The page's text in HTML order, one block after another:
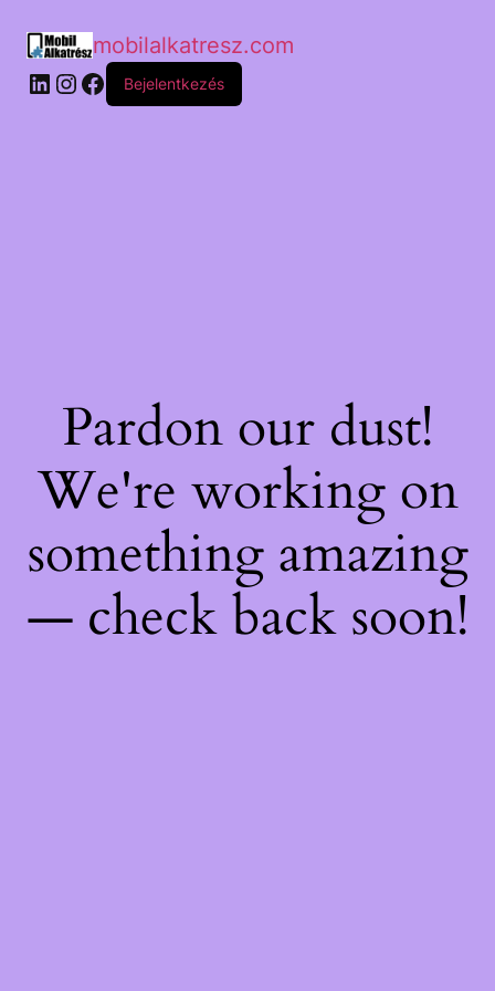
mobilalkatresz.com
Bejelentkezés
Pardon our dust!
We're working on
something amazing
— check back soon!